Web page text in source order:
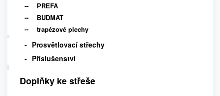
PREFA
BUDMAT
trapézové plechy
Prosvětlovací střechy
Příslušenství
Doplňky ke střeše